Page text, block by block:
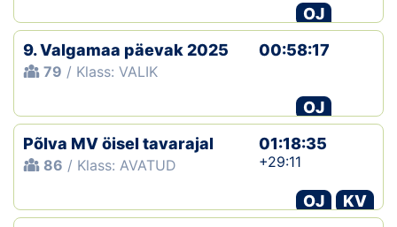
Püsirajad
Ajalugu
Koolitused
OJ
9. Valgamaa päevak 2025
79 / Klass: VALIK
00:58:17
OJ
Põlva MV öisel tavarajal
86 / Klass: AVATUD
01:18:35
+29:11
OJ
KV